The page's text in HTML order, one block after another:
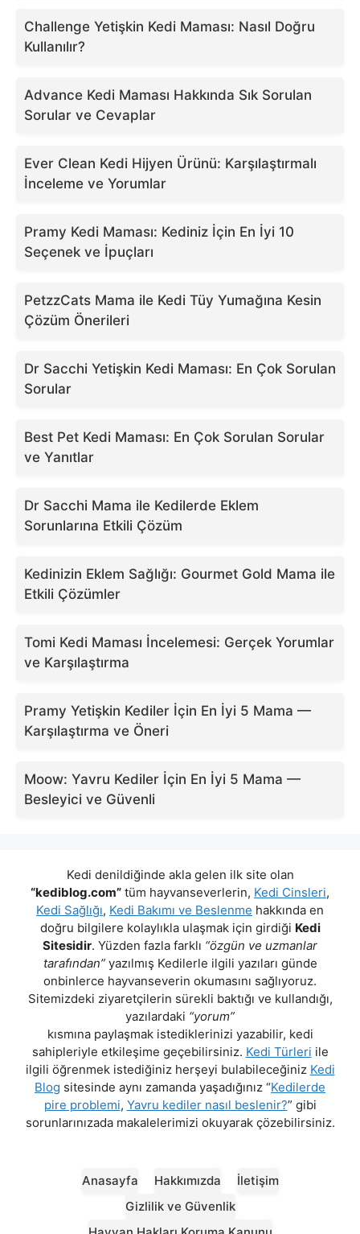
Challenge Yetişkin Kedi Maması: Nasıl Doğru
Kullanılır?
Advance Kedi Maması Hakkında Sık Sorulan
Sorular ve Cevaplar
Ever Clean Kedi Hijyen Ürünü: Karşılaştırmalı
İnceleme ve Yorumlar
Pramy Kedi Maması: Kediniz İçin En İyi 10
Seçenek ve İpuçları
PetzzCats Mama ile Kedi Tüy Yumağına Kesin
Çözüm Önerileri
Dr Sacchi Yetişkin Kedi Maması: En Çok Sorulan
Sorular
Best Pet Kedi Maması: En Çok Sorulan Sorular
ve Yanıtlar
Dr Sacchi Mama ile Kedilerde Eklem
Sorunlarına Etkili Çözüm
Kedinizin Eklem Sağlığı: Gourmet Gold Mama ile
Etkili Çözümler
Tomi Kedi Maması İncelemesi: Gerçek Yorumlar
ve Karşılaştırma
Pramy Yetişkin Kediler İçin En İyi 5 Mama —
Karşılaştırma ve Öneri
Moow: Yavru Kediler İçin En İyi 5 Mama —
Besleyici ve Güvenli
Kedi denildiğinde akla gelen ilk site olan
“kediblog.com” tüm hayvanseverlerin, Kedi Cinsleri,
Kedi Sağlığı, Kedi Bakımı ve Beslenme hakkında en
doğru bilgilere kolaylıkla ulaşmak için girdiği Kedi
Sitesidir. Yüzden fazla farklı “özgün ve uzmanlar
tarafından”yazılmış Kedilerle ilgili yazıları günde
onbinlerce hayvanseverin okumasını sağlıyoruz.
Sitemizdeki ziyaretçilerin sürekli baktığı ve kullandığı,
yazılardaki “yorum”
kısmına paylaşmak istediklerinizi yazabilir, kedi
sahipleriyle etkileşime geçebilirsiniz. Kedi Türleri ile
ilgili öğrenmek istediğiniz herşeyi bulabileceğiniz Kedi
Blog sitesinde aynı zamanda yaşadığınız “Kedilerde
pire problemi, Yavru kediler nasıl beslenir?” gibi
sorunlarınızada makalelerimizi okuyarak çözebilirsiniz.
Anasayfa Hakkımızda
İletişim
Gizlilik ve Güvenlik